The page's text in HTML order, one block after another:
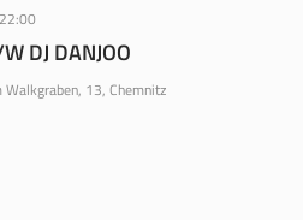
DJ DANJOO
Walkgraben, 13, Chemnitz